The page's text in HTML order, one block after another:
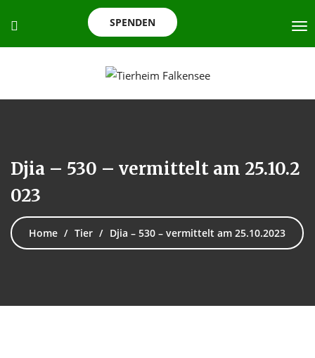
SPENDEN
Djia – 530 – vermittelt am 25.10.2
023
Home Tier Djia – 530 – vermittelt am 25.10.2023